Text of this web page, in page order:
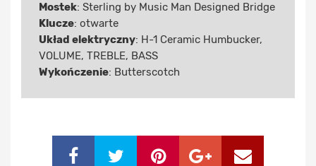
Mostek: Sterling by Music Man Designed Bridge
Klucze: otwarte
Układ elektryczny: H-1 Ceramic Humbucker,
VOLUME, TREBLE, BASS
Wykończenie: Butterscotch